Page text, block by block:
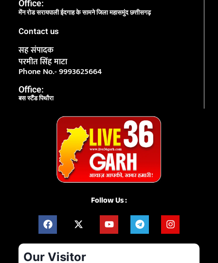
Office:
मेंन रोड सरायपाली ईदगाह के सामने जिला महासमुंद छत्तीसगढ़
Contact us
सह संपादक
परमीत सिंह माटा
Phone No.- 9993625664
Office:
बस स्टैंड पिथौरा
Follow Us :
Our Visitor